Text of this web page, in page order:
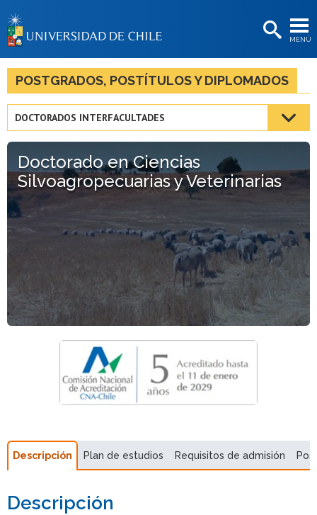
MENÚ
BIBLIOTECAS
LA UNIVERSIDAD
Estudiantes
Académicas/os
Funcionarias/os
Egresadas/os
POSTGRADOS, POSTÍTULOS Y DIPLOMADOS
DOCTORADOS INTERFACULTADES
Doctorado en Ciencias
Silvoagropecuarias y Veterinarias
Descripción Plan de estudios Requisitos de admisión
Descripción